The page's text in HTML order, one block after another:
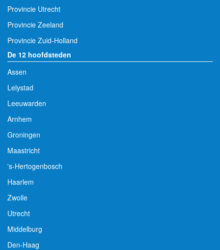
Provincie Utrecht
Provincie Zeeland
Provincie Zuid-Holland
De 12 hoofdsteden
Assen
Lelystad
Leeuwarden
Arnhem
Groningen
Maastricht
's-Hertogenbosch
Haarlem
Zwolle
Utrecht
Middelburg
Den-Haag